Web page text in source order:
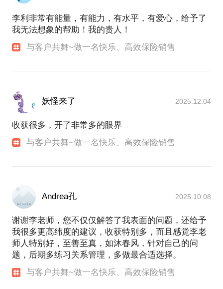
作为一名资深从业人士，我深信专业创造价值。保险
从来都不是作为独立的金融产品出现的，保险和其他
金融产品一同为幸福家庭生活保驾护航。所以，我会
产。花最少的钱，解决家庭潜在的风险危机。
李利非常有能量，有能力，有水平，有爱心，给予了
我无法想象的帮助！我的贵人！
与客户共舞~做一名快乐、高效保险销售
妖怪来了 2025.12.04
收获很多，开了非常多的眼界
与客户共舞~做一名快乐、高效保险销售
Andrea孔 2025.10.08
谢谢李老师，您不仅仅解答了我表面的问题，还给予
我很多更高纬度的建议，收获特别多，而且感觉李老
师人特别好，至善至真，如沐春风，针对自己的问
题，后期多练习关系管理，多做最合适选择。
与客户共舞~做一名快乐、高效保险销售